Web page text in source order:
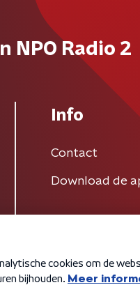
NPO Radio 2
Info
Contact
Download de